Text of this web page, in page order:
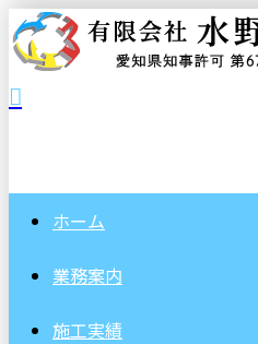
ホーム
業務案内
施工実績